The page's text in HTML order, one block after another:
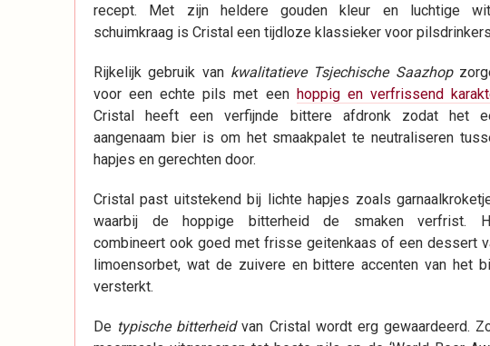
recept. Met zijn heldere gouden kleur en luchtige
schuimkraag is Cristal een tijdloze klassieker voor
Rijkelijk gebruik van kwalitatieve Tsjechische Saazhop
voor een echte pils met een hoppig en verfrissend
Cristal heeft een verfijnde bittere afdronk zodat het
aangenaam bier is om het smaakpalet te neutraliseren
hapjes en gerechten door.
Cristal past uitstekend bij lichte hapjes zoals
waarbij de hoppige bitterheid de smaken verfrist.
combineert ook goed met frisse geitenkaas of een dessert
limoensorbet, wat de zuivere en bittere accenten van het
versterkt.
De typische bitterheidvan Cristal wordt erg gewaardeerd.